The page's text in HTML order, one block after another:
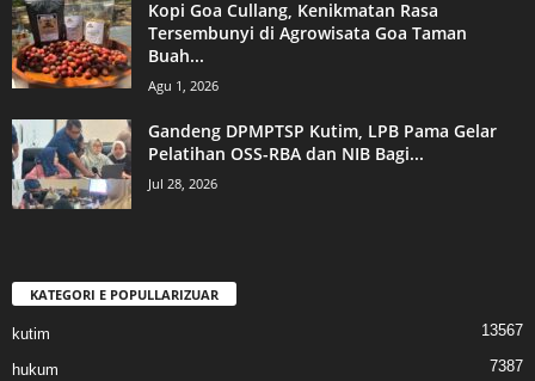
Kopi Goa Cullang, Kenikmatan Rasa
Tersembunyi di Agrowisata Goa Taman
Buah...
Agu 1, 2026
Gandeng DPMPTSP Kutim, LPB Pama Gelar
Pelatihan OSS-RBA dan NIB Bagi...
Jul 28, 2026
KATEGORI E POPULLARIZUAR
kutim 13567
hukum 7387